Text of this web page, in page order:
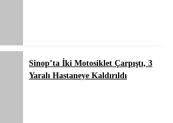
Sinop’ta İki Motosiklet Çarpıştı, 3
Yaralı Hastaneye Kaldırıldı